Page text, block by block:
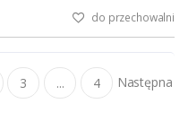
do przechowalni
3 ... 4 Następna